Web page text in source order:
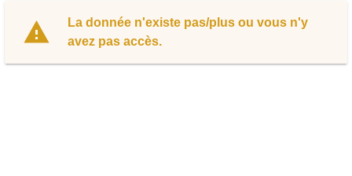
La donnée n'existe pas/plus ou vous n'y
avez pas accès.